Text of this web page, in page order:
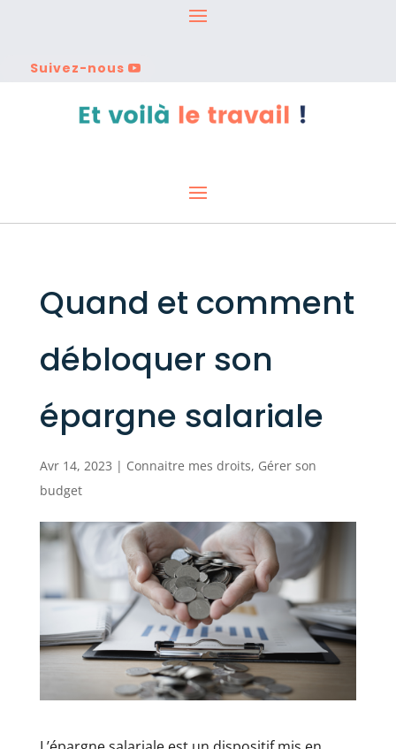
Suivez-nous
Quand et comment
débloquer son
épargne salariale
Avr 14, 2023 | Connaitre mes droits, Gérer son
budget